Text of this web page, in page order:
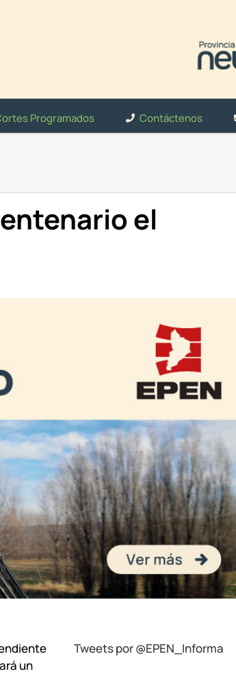
Programados Contáctenos
el
un
Tweets por @EPEN_Informa